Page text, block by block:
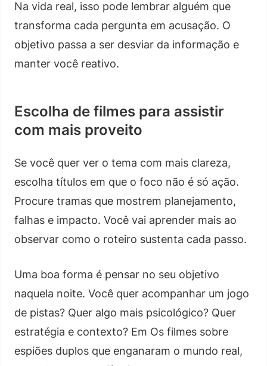
Na vida real, isso pode lembrar alguém que
transforma cada pergunta em acusação. O
objetivo passa a ser desviar da informação e
manter você reativo.
Escolha de filmes para assistir
com mais proveito
Se você quer ver o tema com mais clareza,
escolha títulos em que o foco não é só ação.
Procure tramas que mostrem planejamento,
falhas e impacto. Você vai aprender mais ao
observar como o roteiro sustenta cada passo.
Uma boa forma é pensar no seu objetivo
naquela noite. Você quer acompanhar um jogo
de pistas? Quer algo mais psicológico? Quer
estratégia e contexto? Em Os filmes sobre
espiões duplos que enganaram o mundo real,